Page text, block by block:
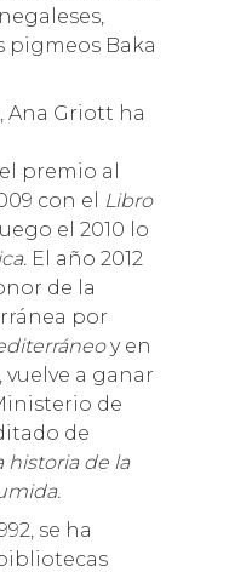
pigmeos Baka
Ana Griott ha
premio al
con el
Libro
el 2010 lo
El año 2012
de la
por
y en
vuelve a ganar
de
de
historia de la
se ha